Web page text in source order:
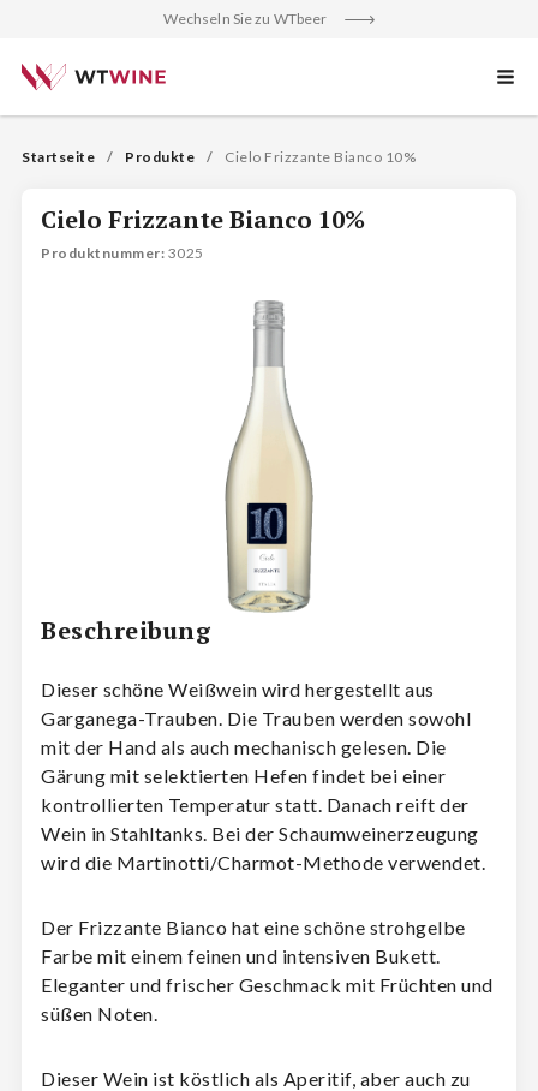
Wechseln Sie zu WTbeer
Startseite Produkte Cielo Frizzante Bianco 10%
Cielo Frizzante Bianco 10%
Produktnummer: 3025
Beschreibung
Dieser schöne Weißwein wird hergestellt aus
Garganega-Trauben. Die Trauben werden sowohl
mit der Hand als auch mechanisch gelesen. Die
Gärung mit selektierten Hefen findet bei einer
kontrollierten Temperatur statt. Danach reift der
Wein in Stahltanks. Bei der Schaumweinerzeugung
wird die Martinotti/Charmot-Methode verwendet.
Der Frizzante Bianco hat eine schöne strohgelbe
Farbe mit einem feinen und intensiven Bukett.
Eleganter und frischer Geschmack mit Früchten und
süßen Noten.
Dieser Wein ist köstlich als Aperitif, aber auch zu